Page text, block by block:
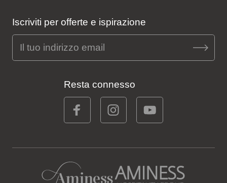
Iscriviti per offerte e ispirazione
Resta connesso